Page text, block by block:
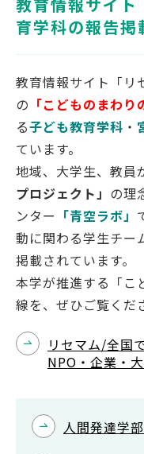
受験生の方
保護者の方
高校教員の方
企業の方
在学生・教職員
卒業生の方
地域の方
育学科の報告掲
教育情報サイト「リ
の 「こどものまわり
る子ども教育学科 ・
ています。
地域、大学生、教員
プロジェクト」 の理
ンター 「青空ラボ」
動に関わる学生チー
掲載されています。
本学が推進する「こ
線を、ぜひご覧くだ
リセマム/全国
NPO・企業・
人間発達学